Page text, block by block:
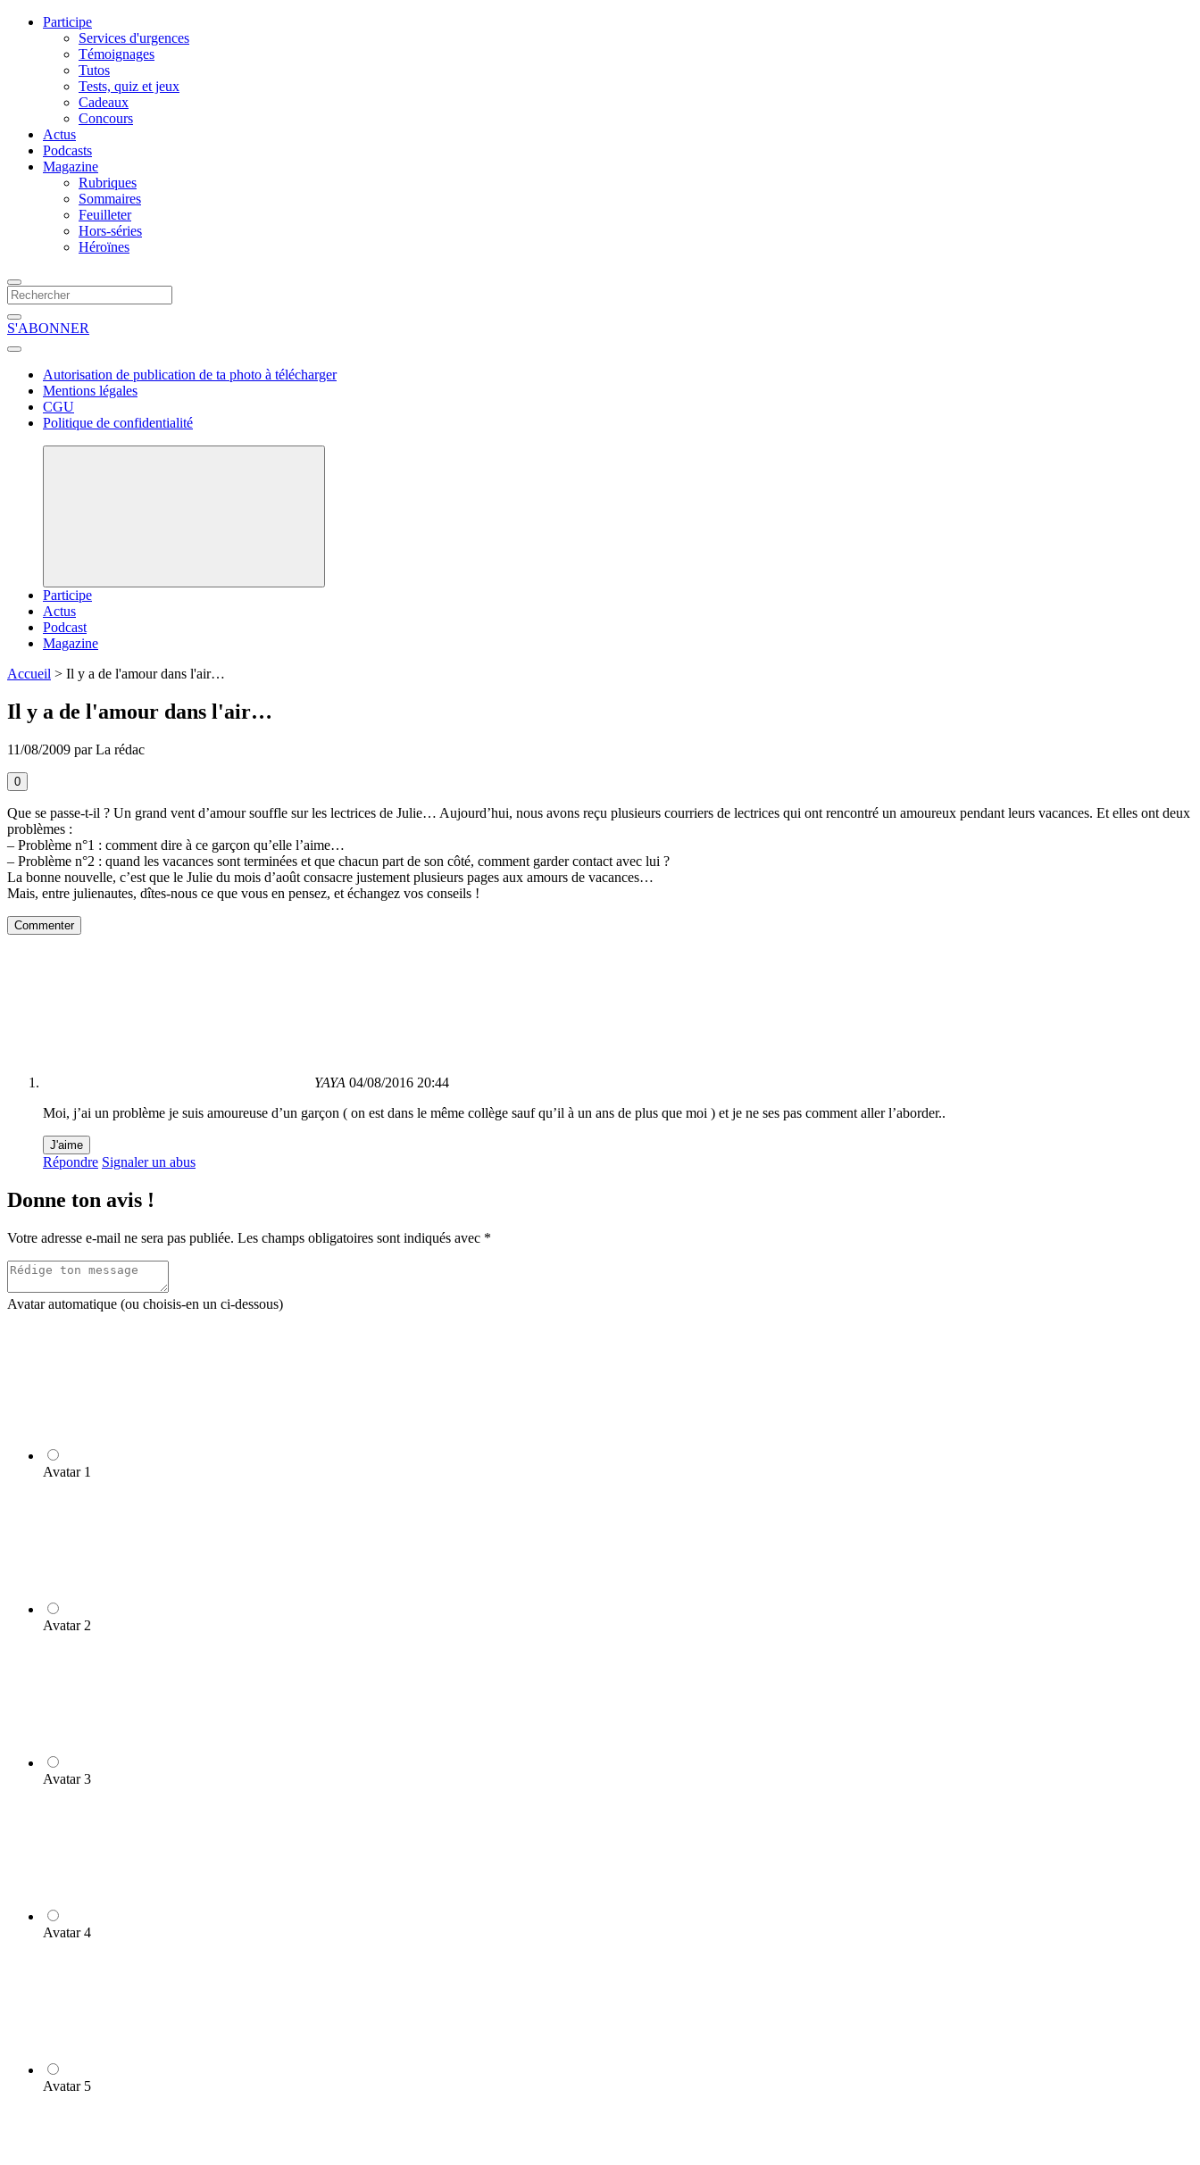
Participe
Services d'urgences
Témoignages
Tutos
Tests, quiz et jeux
Cadeaux
Concours
Actus
Podcasts
Magazine
Rubriques
Sommaires
Feuilleter
Hors-séries
Héroïnes
S'ABONNER
Autorisation de publication de ta photo à télécharger
Mentions légales
CGU
Politique de confidentialité
Participe
Actus
Podcast
Magazine
Accueil > Il y a de l'amour dans l'air…
Il y a de l'amour dans l'air…
11/08/2009 par La rédac
0
Que se passe-t-il ? Un grand vent d’amour souffle sur les lectrices de Julie… Aujourd’hui, nous avons reçu plusieurs courriers de lectrices qui ont rencontré un amoureux pendant leurs vacances. Et elles ont deux
problèmes :
– Problème n°1 : comment dire à ce garçon qu’elle l’aime…
– Problème n°2 : quand les vacances sont terminées et que chacun part de son côté, comment garder contact avec lui ?
La bonne nouvelle, c’est que le Julie du mois d’août consacre justement plusieurs pages aux amours de vacances…
Mais, entre julienautes, dîtes-nous ce que vous en pensez, et échangez vos conseils !
Commenter
YAYA 04/08/2016 20:44
Moi, j’ai un problème je suis amoureuse d’un garçon ( on est dans le même collège sauf qu’il à un ans de plus que moi ) et je ne ses pas comment aller l’aborder..
J'aime
Répondre Signaler un abus
Donne ton avis !
Votre adresse e-mail ne sera pas publiée. Les champs obligatoires sont indiqués avec *
Avatar automatique (ou choisis-en un ci-dessous)
Avatar 1
Avatar 2
Avatar 3
Avatar 4
Avatar 5